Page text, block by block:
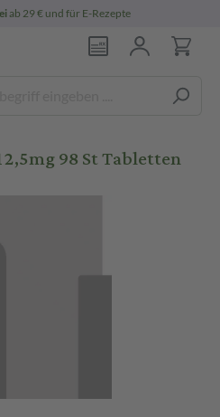
ab 29 € und für E-Rezepte
98 St Tabletten